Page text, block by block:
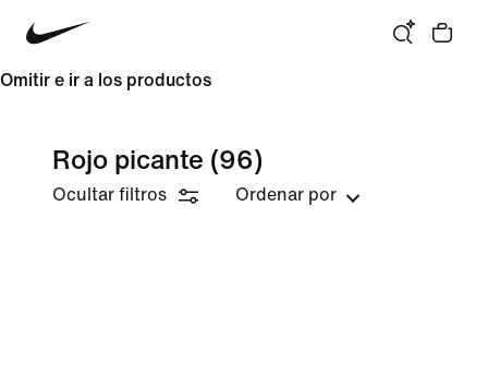
Omitir e ir a los productos
Rojo picante (96)
Ocultar filtros Ordenar por